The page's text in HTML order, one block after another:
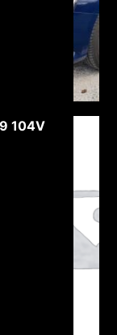
104V